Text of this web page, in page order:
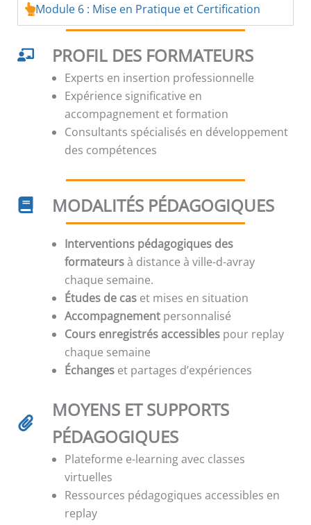
Module 6 : Mise en Pratique et Certification
PROFIL DES FORMATEURS
Experts en insertion professionnelle
Expérience significative en
accompagnement et formation
Consultants spécialisés en développement
des compétences
MODALITÉS PÉDAGOGIQUES
Interventions pédagogiques des
formateursà distance à ville-d-avray
chaque semaine.
Études de cas et mises en situation
Accompagnement personnalisé
Cours enregistrés accessibles pour replay
chaque semaine
Échanges et partages d’expériences
MOYENS ET SUPPORTS
PÉDAGOGIQUES
Plateforme e-learning avec classes
virtuelles
Ressources pédagogiques accessibles en
replay